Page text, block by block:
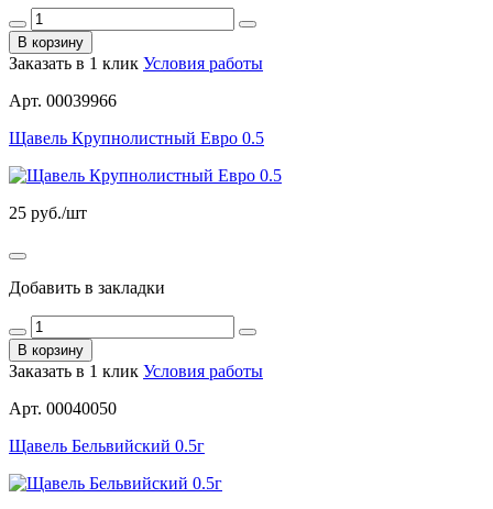
В корзину
Заказать в 1 клик Условия работы
Арт. 00039966
Щавель Крупнолистный Евро 0.5
25 руб./шт
Добавить в закладки
В корзину
Заказать в 1 клик Условия работы
Арт. 00040050
Щавель Бельвийский 0.5г